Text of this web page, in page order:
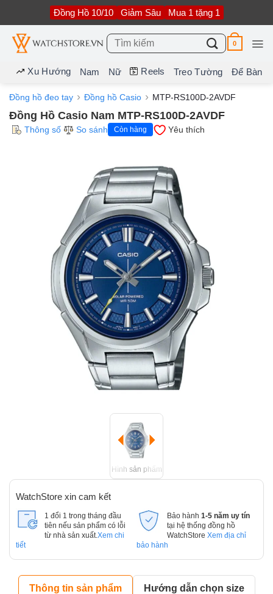
nội
dung
Đồng Hồ 10/10 Giảm Sâu Mua 1 tặng 1
Tìm
kiếm:
0
Xu Hướng Nam Nữ Reels Treo Tường Để Bàn
Đồng hồ đeo tay Đồng hồ Casio MTP-RS100D-2AVDF
Đồng Hồ Casio Nam MTP-RS100D-2AVDF
Thông số So sánh Còn hàng Yêu thích
Hình sản phẩm
WatchStore xin cam kết
1 đổi 1 trong tháng đầu
tiên nếu sản phẩm có lỗi
từ nhà sản xuất. Xem chi
tiết
Bảo hành 1-5 năm uy tín
tại hệ thống đồng hồ
WatchStore Xem địa chỉ
bảo hành
Thông tin sản phẩm Hướng dẫn chọn size